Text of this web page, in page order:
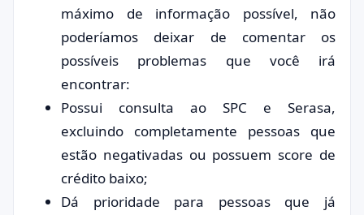
máximo de informação possível, não
poderíamos deixar de comentar os
possíveis problemas que você irá
encontrar:
Possui consulta ao SPC e Serasa,
excluindo completamente pessoas que
estão negativadas ou possuem score de
crédito baixo;
Dá prioridade para pessoas que já